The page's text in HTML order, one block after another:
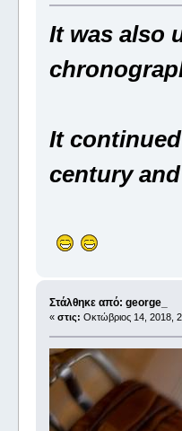
It was also
It
century
Στάλθηκε από: george_
« στις: Οκτώβριος 14, 2018,